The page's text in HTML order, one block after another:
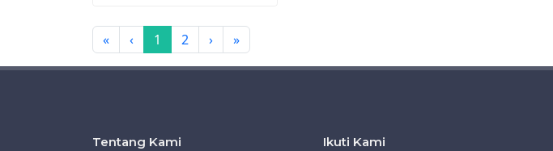
« ‹ 1 2 › »
Tentang Kami Ikuti Kami